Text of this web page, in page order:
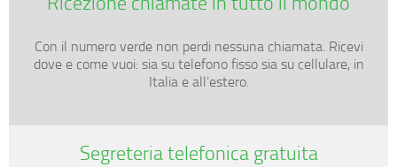
Con il numero verde non perdi nessuna chiamata. Ricevi
dove e come vuoi: sia su telefono fisso sia su cellulare, in
Italia e all’estero.
Segreteria telefonica gratuita